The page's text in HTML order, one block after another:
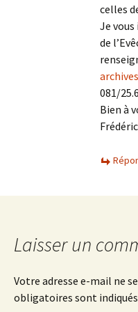
celles
Je vous
de
081/
Bien à
Laisser un
Votre adresse e-mail ne
obligatoires sont indiqués